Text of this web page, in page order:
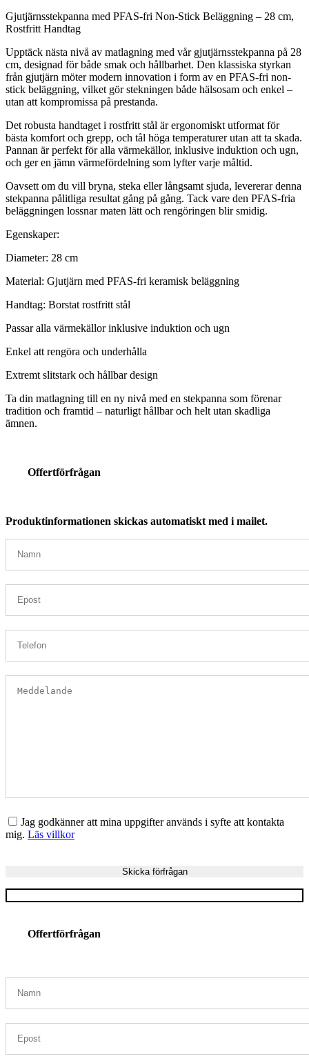
Gjutjärnsstekpanna med PFAS-fri Non-Stick Beläggning – 28 cm,
Rostfritt Handtag
Upptäck nästa nivå av matlagning med vår gjutjärnsstekpanna på 28
cm, designad för både smak och hållbarhet. Den klassiska styrkan
från gjutjärn möter modern innovation i form av en PFAS-fri non-
stick beläggning, vilket gör stekningen både hälsosam och enkel –
utan att kompromissa på prestanda.
Det robusta handtaget i rostfritt stål är ergonomiskt utformat för
bästa komfort och grepp, och tål höga temperaturer utan att ta skada.
Pannan är perfekt för alla värmekällor, inklusive induktion och ugn,
och ger en jämn värmefördelning som lyfter varje måltid.
Oavsett om du vill bryna, steka eller långsamt sjuda, levererar denna
stekpanna pålitliga resultat gång på gång. Tack vare den PFAS-fria
beläggningen lossnar maten lätt och rengöringen blir smidig.
Egenskaper:
Diameter: 28 cm
Material: Gjutjärn med PFAS-fri keramisk beläggning
Handtag: Borstat rostfritt stål
Passar alla värmekällor inklusive induktion och ugn
Enkel att rengöra och underhålla
Extremt slitstark och hållbar design
Ta din matlagning till en ny nivå med en stekpanna som förenar
tradition och framtid – naturligt hållbar och helt utan skadliga
ämnen.
Offertförfrågan
Produktinformationen skickas automatiskt med i mailet.
Jag godkänner att mina uppgifter används i syfte att kontakta
mig. Läs villkor
Offertförfrågan